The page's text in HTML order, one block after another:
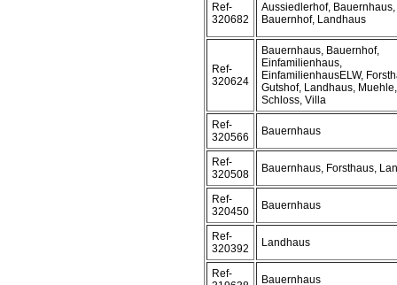
Ref-
320682
Aussiedlerhof, Bauernhaus,
Bauernhof, Landhaus
Ref-
320624
Bauernhaus, Bauernhof,
Einfamilienhaus,
EinfamilienhausELW,
Gutshof, Landhaus, Muehle,
Schloss, Villa
Ref-
320566
Bauernhaus
Ref-
320508
Bauernhaus, Forsthaus,
Ref-
320450
Bauernhaus
Ref-
320392
Landhaus
Ref-
Bauernhaus